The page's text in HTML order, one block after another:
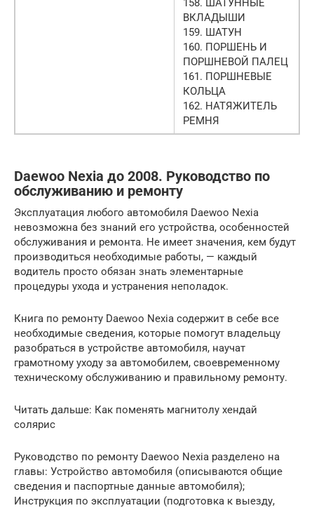
ВКЛАДЫШИ
159. ШАТУН
160. ПОРШЕНЬ И
ПОРШНЕВОЙ ПАЛЕЦ
161. ПОРШНЕВЫЕ
КОЛЬЦА
162. НАТЯЖИТЕЛЬ
РЕМНЯ
Daewoo Nexia до 2008. Руководство по
обслуживанию и ремонту
Эксплуатация любого автомобиля Daewoo Nexia
невозможна без знаний его устройства, особенностей
обслуживания и ремонта. Не имеет значения, кем будут
производиться необходимые работы, — каждый
водитель просто обязан знать элементарные
процедуры ухода и устранения неполадок.
Книга по ремонту Daewoo Nexia содержит в себе все
необходимые сведения, которые помогут владельцу
разобраться в устройстве автомобиля, научат
грамотному уходу за автомобилем, своевременному
техническому обслуживанию и правильному ремонту.
Читать дальше: Как поменять магнитолу хендай
солярис
Руководство по ремонту Daewoo Nexia разделено на
главы: Устройство автомобиля (описываются общие
сведения и паспортные данные автомобиля);
Инструкция по эксплуатации (подготовка к выезду,